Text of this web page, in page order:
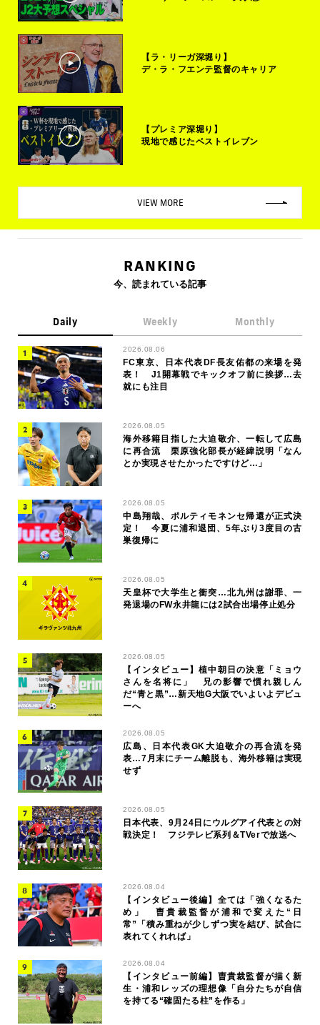
【ラ・リーガ深堀り】
デ・ラ・フエンテ監督のキャリア
【プレミア深堀り】
現地で感じたベストイレブン
VIEW MORE
RANKING
今、読まれている記事
Daily Weekly Monthly
2026.08.06
FC東京、日本代表DF長友佑都の来場を発
表！ J1開幕戦でキックオフ前に挨拶…去
就にも注目
2026.08.05
海外移籍目指した大迫敬介、一転して広島
に再合流 栗原強化部長が経緯説明「なん
とか実現させたかったですけど…」
2026.08.05
中島翔哉、ポルティモネンセ帰還が正式決
定！ 今夏に浦和退団、5年ぶり3度目の古
巣復帰に
2026.08.05
天皇杯で大学生と衝突…北九州は謝罪、一
発退場のFW永井龍には2試合出場停止処分
2026.08.05
【インタビュー】植中朝日の決意「ミョウ
さんを名将に」 兄の影響で慣れ親しん
だ“青と黒”…新天地G大阪でいよいよデビュ
ーへ
2026.08.05
広島、日本代表GK大迫敬介の再合流を発
表…7月末にチーム離脱も、海外移籍は実現
せず
2026.08.05
日本代表、9月24日にウルグアイ代表との対
戦決定！ フジテレビ系列＆TVerで放送へ
2026.08.04
【インタビュー後編】全ては「強くなるた
め」 曺貴裁監督が浦和で変えた“日
常”「積み重ねが少しずつ実を結び、試合に
表れてくれれば」
2026.08.04
【インタビュー前編】曺貴裁監督が描く新
生・浦和レッズの理想像「自分たちが自信
を持てる“確固たる柱”を作る」